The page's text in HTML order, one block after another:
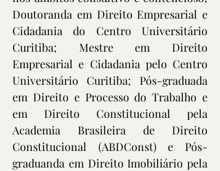
Doutoranda em Direito Empresarial e
Cidadania do Centro Universitário
Curitiba; Mestre em Direito
Empresarial e Cidadania pelo Centro
Universitário Curitiba; Pós-graduada
em Direito e Processo do Trabalho e
em Direito Constitucional pela
Academia Brasileira de Direito
Constitucional (ABDConst) e Pós-
graduanda em Direito Imobiliário pela